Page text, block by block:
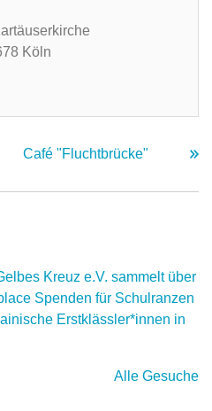
Köln
Café "Fluchtbrücke"
Kreuz e.V. sammelt über
Spenden für Schulranzen
Erstklässler*innen in
Alle Gesuche